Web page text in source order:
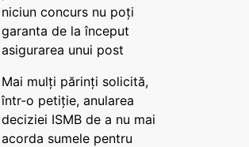
niciun concurs nu poți
garanta de la început
asigurarea unui post
Mai mulți părinți solicită,
într-o petiție, anularea
deciziei ISMB de a nu mai
acorda sumele pentru